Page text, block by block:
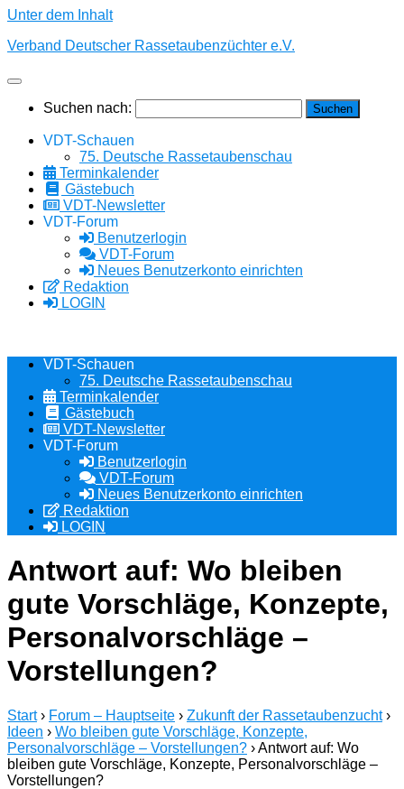
Unter dem Inhalt
Verband Deutscher Rassetaubenzüchter e.V.
Suchen nach:
VDT-Schauen
75. Deutsche Rassetaubenschau
Terminkalender
Gästebuch
VDT-Newsletter
VDT-Forum
Benutzerlogin
VDT-Forum
Neues Benutzerkonto einrichten
Redaktion
LOGIN
VDT-Schauen
75. Deutsche Rassetaubenschau
Terminkalender
Gästebuch
VDT-Newsletter
VDT-Forum
Benutzerlogin
VDT-Forum
Neues Benutzerkonto einrichten
Redaktion
LOGIN
Antwort auf: Wo bleiben
gute Vorschläge, Konzepte,
Personalvorschläge –
Vorstellungen?
Start › Forum – Hauptseite › Zukunft der Rassetaubenzucht ›
Ideen › Wo bleiben gute Vorschläge, Konzepte,
Personalvorschläge – Vorstellungen? ›Antwort auf: Wo
bleiben gute Vorschläge, Konzepte, Personalvorschläge –
Vorstellungen?